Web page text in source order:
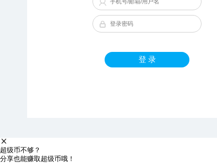
登 录
超级币不够？
分享也能赚取超级币哦！